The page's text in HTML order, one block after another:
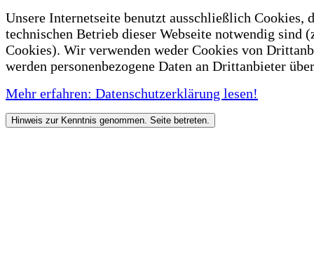
Unsere Internetseite benutzt ausschließlich Cookies,
technischen Betrieb dieser Webseite notwendig sind
Cookies). Wir verwenden weder Cookies von
werden personenbezogene Daten an Drittanbieter
Mehr erfahren: Datenschutzerklärung lesen!
Hinweis zur Kenntnis genommen. Seite betreten.